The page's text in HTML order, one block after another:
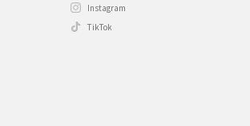
Instagram
TikTok